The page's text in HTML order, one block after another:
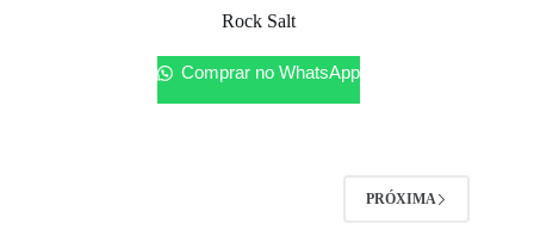
Rock Salt
Comprar no WhatsApp
PRÓXIMA